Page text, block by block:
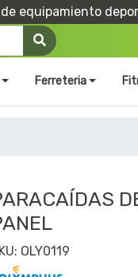
equipamiento
Ferreteria
OLY0119